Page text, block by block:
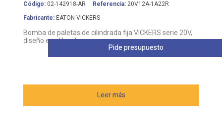
Código: 02-142918-AR Referencia: 20V12A-1A22R
Fabricante: EATON VICKERS
Bomba de paletas de cilindrada fija VICKERS serie 20V,
diseño equilibrado
Leer más
Pide presupuesto